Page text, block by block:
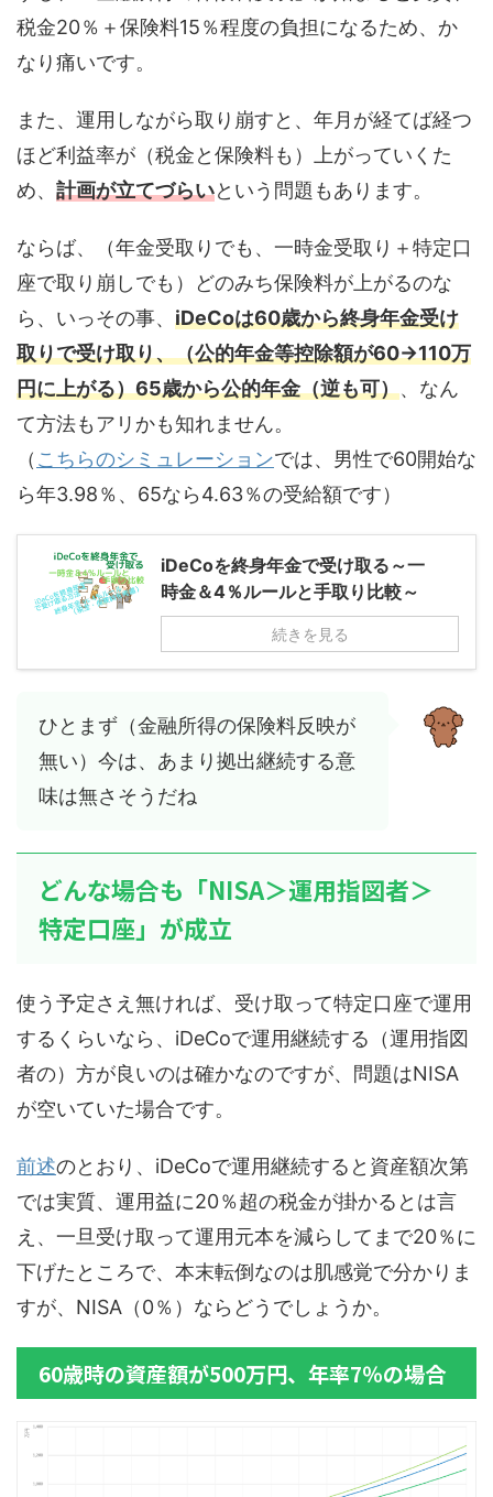
税金20％＋保険料15％程度の負担になるため、か
なり痛いです。
また、運用しながら取り崩すと、年月が経てば経つ
ほど利益率が（税金と保険料も）上がっていくた
め、 計画が立てづらいという問題もあります。
ならば、（年金受取りでも、一時金受取り＋特定口
座で取り崩しでも）どのみち保険料が上がるのな
ら、いっその事、 iDeCoは60歳から終身年金受け
取りで受け取り、（公的年金等控除額が60→110万
円に上がる）65歳から公的年金（逆も可）、なん
て方法もアリかも知れません。
（ こちらのシミュレーションでは、男性で60開始な
ら年3.98％、65なら4.63％の受給額です）
iDeCoを終身年金で受け取る～一
時金＆4％ルールと手取り比較～
続きを見る
ひとまず（金融所得の保険料反映が
無い）今は、あまり拠出継続する意
味は無さそうだね
どんな場合も「NISA＞運用指図者＞
特定口座」が成立
使う予定さえ無ければ、受け取って特定口座で運用
するくらいなら、iDeCoで運用継続する（運用指図
者の）方が良いのは確かなのですが、問題はNISA
が空いていた場合です。
前述のとおり、iDeCoで運用継続すると資産額次第
では実質、運用益に20％超の税金が掛かるとは言
え、一旦受け取って運用元本を減らしてまで20％に
下げたところで、本末転倒なのは肌感覚で分かりま
すが、NISA（0％）ならどうでしょうか。
60歳時の資産額が500万円、年率7％の場合